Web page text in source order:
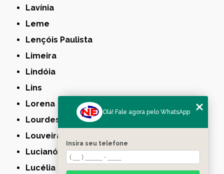
Lavínia
Leme
Lençóis Paulista
Limeira
Lindóia
Lins
Lorena
Lourdes
Louveira
Lucianópolis
Lucélia
Olá! Fale agora pelo WhatsApp
Insira seu telefone